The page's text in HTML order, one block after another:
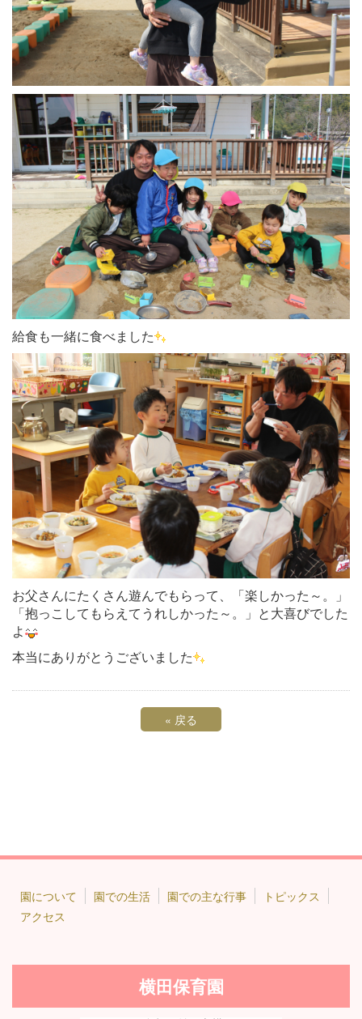
給食も一緒に食べました
お父さんにたくさん遊んでもらって、「楽しかった～。」
「抱っこしてもらえてうれしかった～。」と大喜びでした
よ
本当にありがとうございました
« 戻る
園について 園での生活 園での主な行事
トピックス
アクセス
横田保育園